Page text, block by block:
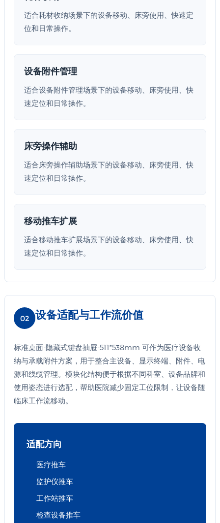
适合耗材收纳场景下的设备移动、床旁使用、快速定
位和日常操作。
设备附件管理
适合设备附件管理场景下的设备移动、床旁使用、快
速定位和日常操作。
床旁操作辅助
适合床旁操作辅助场景下的设备移动、床旁使用、快
速定位和日常操作。
移动推车扩展
适合移动推车扩展场景下的设备移动、床旁使用、快
速定位和日常操作。
02 设备适配与工作流价值
标准桌面-隐藏式键盘抽屉-511*538mm 可作为医疗设备收
纳与承载附件方案，用于整合主设备、显示终端、附件、电
源和线缆管理。模块化结构便于根据不同科室、设备品牌和
使用姿态进行选配，帮助医院减少固定工位限制，让设备随
临床工作流移动。
适配方向
医疗推车
监护仪推车
工作站推车
检查设备推车